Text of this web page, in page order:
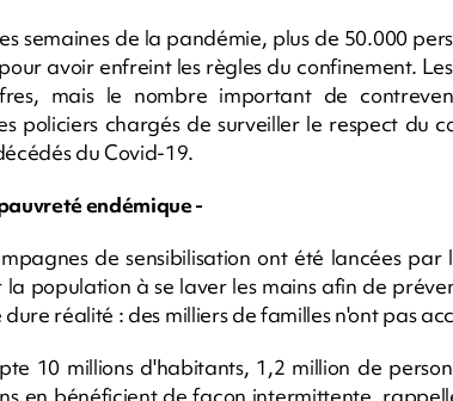
semaines de la pandémie, plus de 50.000
avoir enfreint les règles du confinement.
mais le nombre important de
policiers chargés de surveiller le respect du
du Covid-19.
endémique -
de sensibilisation ont été lancées
population à se laver les mains afin de
dure réalité : des milliers de familles n'ont pas
10 millions d'habitants, 1,2 million de
en bénéficient de façon intermittente,